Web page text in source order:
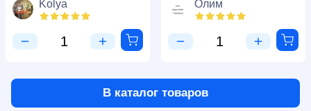
Kolya Олим
В каталог товаров